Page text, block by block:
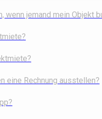
wenn jemand mein Objekt
eine Rechnung ausstellen?